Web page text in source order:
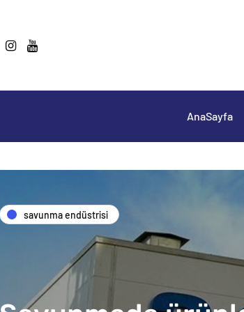
AnaSayfa
savunma endüstrisi